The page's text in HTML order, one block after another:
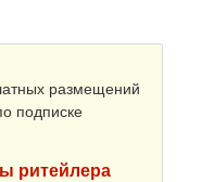
размещений
подписке
ритейлера